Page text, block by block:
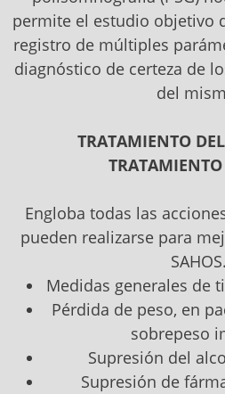
permite el estudio objetivo
registro de múltiples
diagnóstico de certeza de
del
TRATAMIENTO
Engloba todas las
pueden realizarse para
SAHOS.
Medidas generales de
Pérdida de peso, en
sobrepeso
Supresión del
Supresión de